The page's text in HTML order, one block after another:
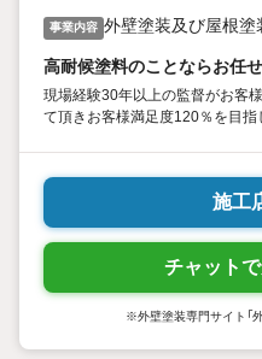
事業内容 外壁塗装及び屋根塗
高耐候塗料のことならお任
現場経験30年以上の監督がお客
て頂きお客様満足度120％を目指
施工
チャット
※外壁塗装専門サイト「